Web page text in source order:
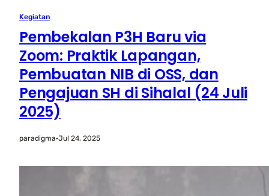
Kegiatan
Pembekalan P3H Baru via
Zoom: Praktik Lapangan,
Pembuatan NIB di OSS, dan
Pengajuan SH di Sihalal (24 Juli
2025)
paradigma·Jul 24, 2025